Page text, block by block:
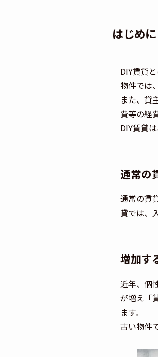
はじめ
DIY賃貸
物件では
また、貸
費等の経
DIY賃貸
通常の
通常の賃
貸では、
増加す
近年、個
が増え「
ます。
古い物件